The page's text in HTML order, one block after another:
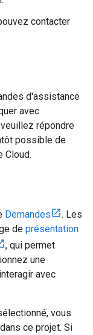
contacter
d'assistance
avec
répondre
possible de
Cloud.
Demandes
. Les
de présentation
, qui permet
une
avec
vous
ce projet. Si